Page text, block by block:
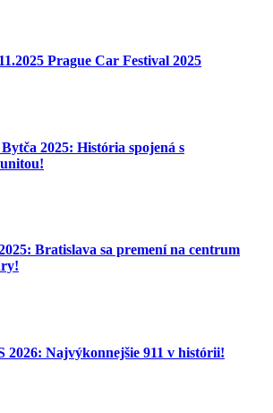
Prague Car Festival 2025
2025: História spojená s
Bratislava sa premení na centrum
2026: Najvýkonnejšie 911 v histórii!